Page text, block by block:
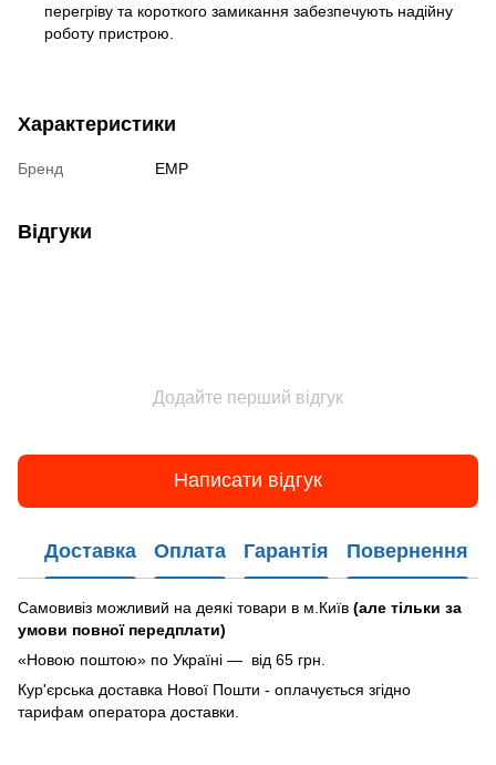
перегріву та короткого замикання забезпечують надійну
роботу пристрою.
Характеристики
Бренд EMP
Відгуки
Додайте перший відгук
Написати відгук
Доставка Оплата Гарантія Повернення
Самовивіз можливий на деякі товари в м.Київ (але тільки за
умови повної передплати)
«Новою поштою» по Україні — від 65 грн.
Кур'єрська доставка Нової Пошти - оплачується згідно
тарифам оператора доставки.